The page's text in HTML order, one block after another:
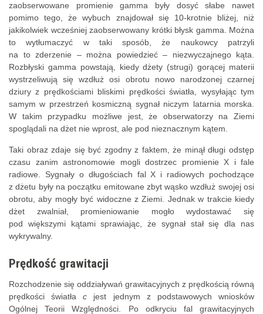
zaobserwowane promienie gamma były dosyć słabe nawet
pomimo tego, że wybuch znajdował się 10-krotnie bliżej, niż
jakikolwiek wcześniej zaobserwowany krótki błysk gamma. Można
to wytłumaczyć w taki sposób, że naukowcy patrzyli
na to zderzenie – można powiedzieć – niezwyczajnego kąta.
Rozbłyski gamma powstają, kiedy dżety (strugi) gorącej materii
wystrzeliwują się wzdłuż osi obrotu nowo narodzonej czarnej
dziury z prędkościami bliskimi prędkości światła, wysyłając tym
samym w przestrzeń kosmiczną sygnał niczym latarnia morska.
W takim przypadku możliwe jest, że obserwatorzy na Ziemi
spoglądali na dżet nie wprost, ale pod nieznacznym kątem.
Taki obraz zdaje się być zgodny z faktem, że minął długi odstęp
czasu zanim astronomowie mogli dostrzec promienie X i fale
radiowe. Sygnały o długościach fal X i radiowych pochodzące
z dżetu były na początku emitowane zbyt wąsko wzdłuż swojej osi
obrotu, aby mogły być widoczne z Ziemi. Jednak w trakcie kiedy
dżet zwalniał, promieniowanie mogło wydostawać się
pod większymi kątami sprawiając, że sygnał stał się dla nas
wykrywalny.
Prędkość grawitacji
Rozchodzenie się oddziaływań grawitacyjnych z prędkością równą
prędkości światłac jest jednym z podstawowych wniosków
Ogólnej Teorii Względności. Po odkryciu fal grawitacyjnych